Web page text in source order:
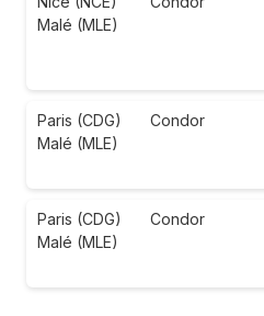
Malé (MLE)
Paris (CDG)
Malé (MLE)
Condor
Paris (CDG)
Malé (MLE)
Condor